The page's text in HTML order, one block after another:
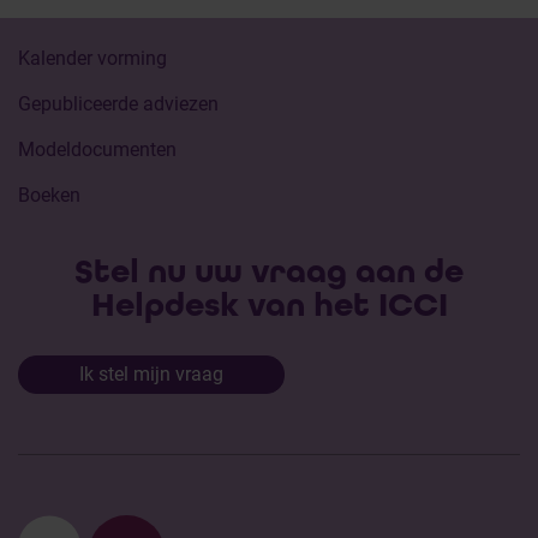
Kalender vorming
Gepubliceerde adviezen
Modeldocumenten
Boeken
Stel nu uw vraag aan de
Helpdesk van het ICCI
Ik stel mijn vraag